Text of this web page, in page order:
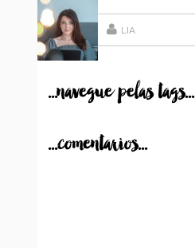
LIA
...navegue pelas tags...
...comentarios...